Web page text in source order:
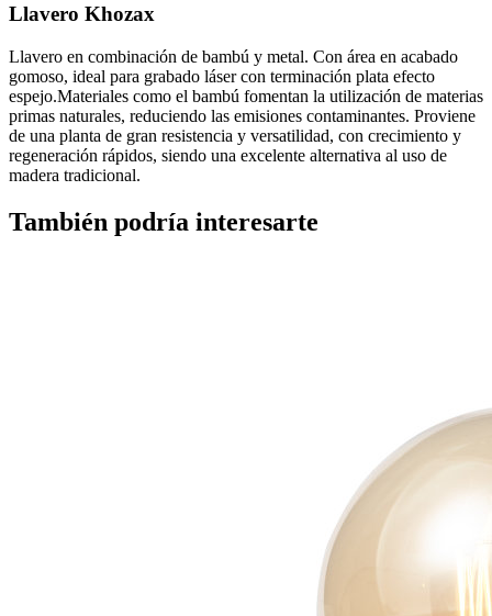
Llavero Khozax
Llavero en combinación de bambú y metal. Con área en acabado
gomoso, ideal para grabado láser con terminación plata efecto
espejo.Materiales como el bambú fomentan la utilización de materias
primas naturales, reduciendo las emisiones contaminantes. Proviene
de una planta de gran resistencia y versatilidad, con crecimiento y
regeneración rápidos, siendo una excelente alternativa al uso de
madera tradicional.
También podría interesarte